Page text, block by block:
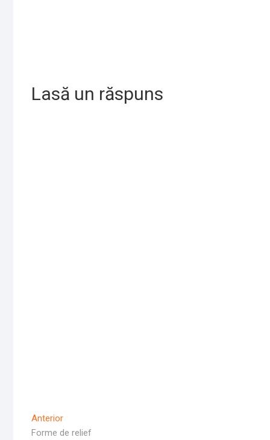
Lasă un răspuns
Navigare
AnteriorArticolul
Anterior
Forme de relief